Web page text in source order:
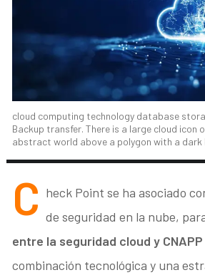
cloud computing technology database
Backup transfer. There is a large cloud icon
abstract world above a polygon with a dark
C heck Point se ha asociado
de seguridad en la nube,
entre la seguridad cloud y CNAPP
combinación tecnológica y una